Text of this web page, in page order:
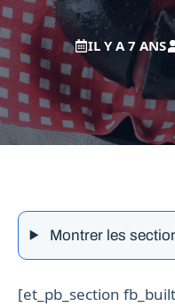
IL Y A 7 ANS
Montrer les
[et_pb_section